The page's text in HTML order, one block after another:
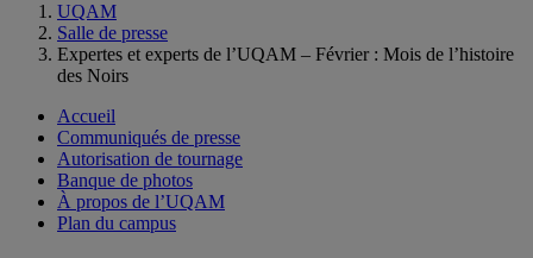
UQAM
Salle de presse
Expertes et experts de l’UQAM – Février : Mois de l’histoire
des Noirs
Accueil
Communiqués de presse
Autorisation de tournage
Banque de photos
À propos de l’UQAM
Plan du campus